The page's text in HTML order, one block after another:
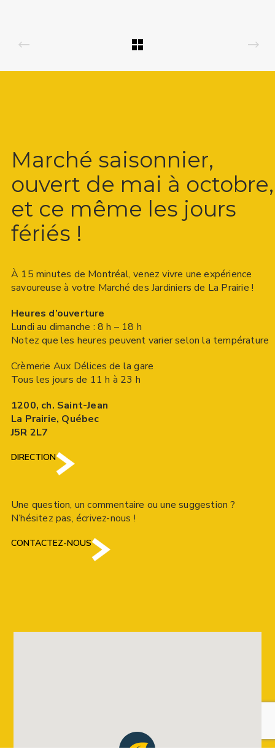
Marché saisonnier,
ouvert de mai à octobre,
et ce même les jours
fériés !
À 15 minutes de Montréal, venez vivre une expérience
savoureuse à votre Marché des Jardiniers de La Prairie !
Heures d’ouverture
Lundi au dimanche : 8 h – 18 h
Notez que les heures peuvent varier selon la température
Crèmerie Aux Délices de la gare
Tous les jours de 11 h à 23 h
1200, ch. Saint-Jean
La Prairie, Québec
J5R 2L7
DIRECTION
Une question, un commentaire ou une suggestion ?
N’hésitez pas, écrivez-nous !
CONTACTEZ-NOUS